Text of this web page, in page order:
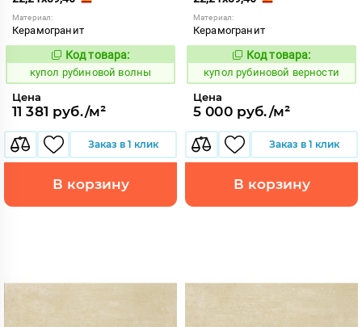
Материал:
Керамогранит
853637
Код товара:
купол рубиновой волны
Цена
11 381 руб./м²
Заказ в 1 клик
В корзину
Материал:
Керамогранит
853631
Код товара:
купол рубиновой верности
Цена
5 000 руб./м²
Заказ в 1 клик
В корзину